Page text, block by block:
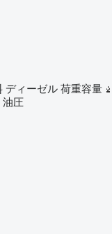
ディーゼル 荷重容量
油圧